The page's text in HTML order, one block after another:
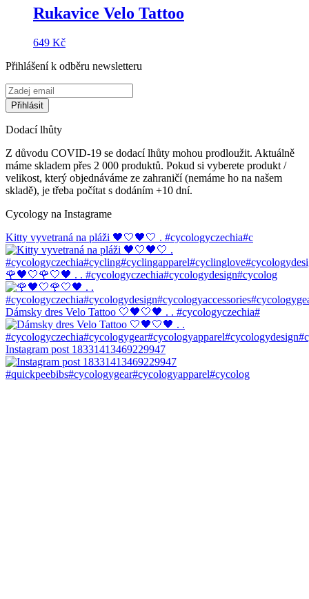
Rukavice Velo Tattoo
649 Kč
Přihlášení k odběru newsletteru
Dodací lhůty
Z důvodu COVID-19 se dodací lhůty mohou prodloužit. Aktuálně
máme skladem přes 2 000 produktů. Pokud si vyberete produkt /
velikost, který objednáváme ze zahraničí (nemáme ho na našem
skladě), je třeba počítat s dodáním +10 dní.
Cycology na Instagrame
Kitty vyvetraná na pláži 🖤🤍🖤🤍 . #cycologyczechia#c
🌹🖤🤍🌹🤍🖤 . . #cycologyczechia#cycologydesign#cycolog
Dámsky dres Velo Tattoo 🤍🖤🤍🖤 . . #cycologyczechia#
Instagram post 18331413469229947
#quickpeebibs#cycologygear#cycologyapparel#cycolog